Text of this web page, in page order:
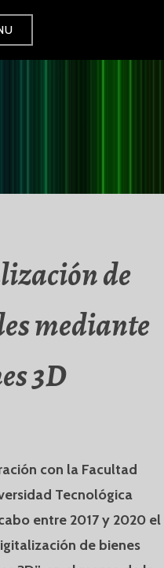
de
mediante
3D
con la Facultad
Tecnológica
entre 2017 y 2020 el
de bienes